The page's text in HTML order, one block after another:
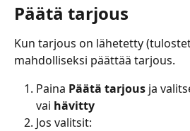
Päätä tarjous
Kun tarjous on lähetetty
mahdolliseksi päättää tarjous.
Paina Päätä tarjous ja
vai hävitty
Jos valitsit: